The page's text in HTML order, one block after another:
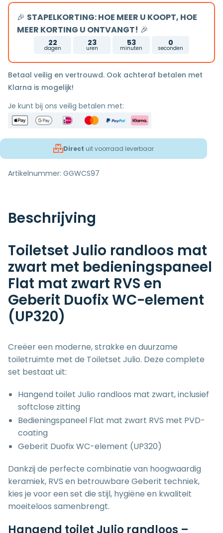
warm/
aantal
🎉 STAPELKORTING: HOE MEER U KOOPT, HOE
MEER KORTING U ONTVANGT! 🎉
22
dagen
23
uren
53
minuten
0
seconden
Betaal veilig en vertrouwd. Ook achteraf betalen met
Klarna is mogelijk!
Je kunt bij ons veilig betalen met:
Direct uit voorraad leverbaar
Artikelnummer: GGWCS97
Beschrijving
Toiletset Julio randloos mat
zwart met bedieningspaneel
Flat mat zwart RVS en
Geberit Duofix WC-element
(UP320)
Creëer een moderne, strakke en duurzame
toiletruimte met de Toiletset Julio. Deze complete
set bestaat uit:
Hangend toilet Julio randloos mat zwart, inclusief
softclose zitting
Bedieningspaneel Flat mat zwart RVS met PVD-
coating
Geberit Duofix WC-element (UP320)
Dankzij de perfecte combinatie van hoogwaardig
keramiek, RVS en betrouwbare Geberit techniek,
kies je voor een set die stijl, hygiëne en kwaliteit
moeiteloos samenbrengt.
Hangend toilet Julio randloos –